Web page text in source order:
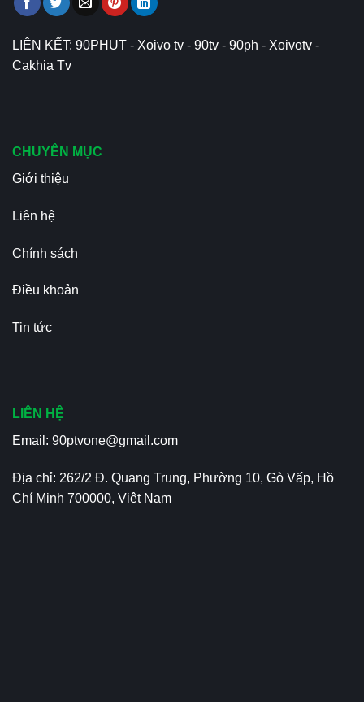
LIÊN KẾT: 90PHUT - Xoivo tv - 90tv - 90ph - Xoivotv -
Cakhia Tv
CHUYÊN MỤC
Giới thiệu
Liên hệ
Chính sách
Điều khoản
Tin tức
LIÊN HỆ
Email: 90ptvone@gmail.com
Địa chỉ: 262/2 Đ. Quang Trung, Phường 10, Gò Vấp, Hồ
Chí Minh 700000, Việt Nam